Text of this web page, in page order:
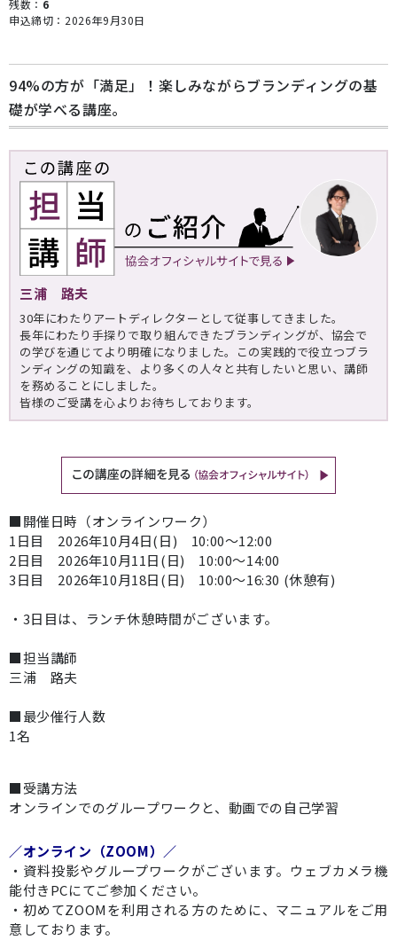
残数： 6
申込締切：2026年9月30日
94%の方が「満足」！楽しみながらブランディングの基
礎が学べる講座。
三浦 路夫
30年にわたりアートディレクターとして従事してきました。
長年にわたり手探りで取り組んできたブランディングが、協会で
の学びを通じてより明確になりました。この実践的で役立つブラ
ンディングの知識を、より多くの人々と共有したいと思い、講師
を務めることにしました。
皆様のご受講を心よりお待ちしております。
■開催日時（オンラインワーク）
1日目 2026年10月4日(日) 10:00～12:00
2日目 2026年10月11日(日) 10:00～14:00
3日目 2026年10月18日(日) 10:00～16:30 (休憩有)
・3日目は、ランチ休憩時間がございます。
■担当講師
三浦 路夫
■最少催行人数
1名
■受講方法
オンラインでのグループワークと、動画での自己学習
／オンライン（ZOOM）／
・資料投影やグループワークがございます。ウェブカメラ機
能付きPCにてご参加ください。
・初めてZOOMを利用される方のために、マニュアルをご用
意しております。